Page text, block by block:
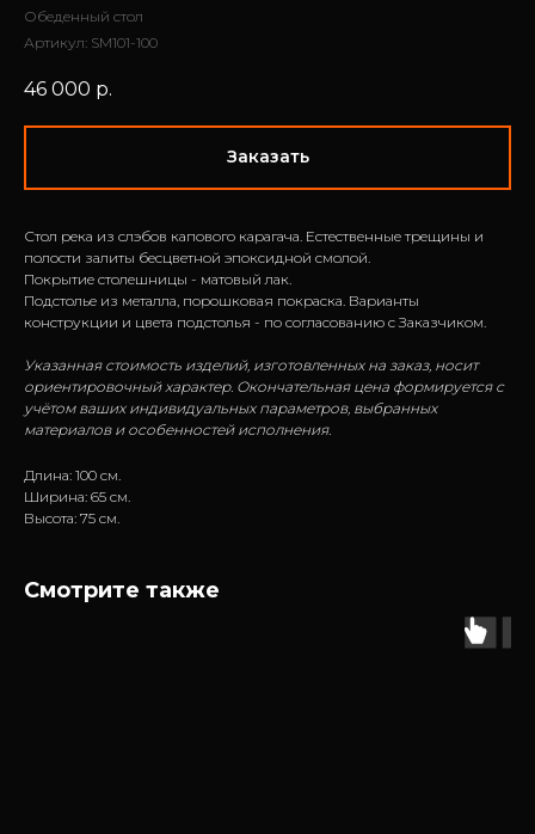
Обеденный стол
Артикул: SM101-100
46 000 р.
Заказать
Стол река из слэбов капового карагача. Естественные трещины и
полости залиты бесцветной эпоксидной смолой.
Покрытие столешницы - матовый лак.
Подстолье из металла, порошковая покраска. Варианты
конструкции и цвета подстолья - по согласованию с Заказчиком.
Указанная стоимость изделий, изготовленных на заказ, носит
ориентировочный характер. Окончательная цена формируется с
учётом ваших индивидуальных параметров, выбранных
материалов и особенностей исполнения.
Длина: 100 см.
Ширина: 65 см.
Высота: 75 см.
Смотрите также